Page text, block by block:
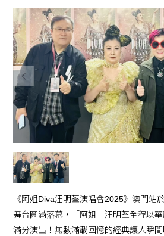
《阿姐Diva汪明荃演唱會2025》澳門站
舞台圓滿落幕，「阿姐」汪明荃全程以
滿分演出！無數滿載回憶的經典讓人瞬